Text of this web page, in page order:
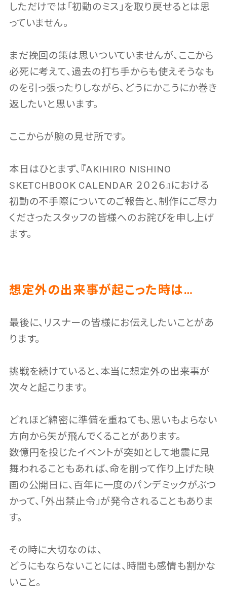
しただけでは「初動のミス」を取り戻せるとは思
っていません。
まだ挽回の策は思いついていませんが、ここから
必死に考えて、過去の打ち手からも使えそうなも
のを引っ張ったりしながら、どうにかこうにか巻き
返したいと思います。
ここからが腕の見せ所です。
本日はひとまず、『AKIHIRO NISHINO
SKETCHBOOK CALENDAR ２０２６』における
初動の不手際についてのご報告と、制作にご尽力
くださったスタッフの皆様へのお詫びを申し上げ
ます。
想定外の出来事が起こった時は…
最後に、リスナーの皆様にお伝えしたいことがあ
ります。
挑戦を続けていると、本当に想定外の出来事が
次々と起こります。
どれほど綿密に準備を重ねても、思いもよらない
方向から矢が飛んでくることがあります。
数億円を投じたイベントが突如として地震に見
舞われることもあれば、命を削って作り上げた映
画の公開日に、百年に一度のパンデミックがぶつ
かって、「外出禁止令」が発令されることもありま
す。
その時に大切なのは、
どうにもならないことには、時間も感情も割かな
いこと。